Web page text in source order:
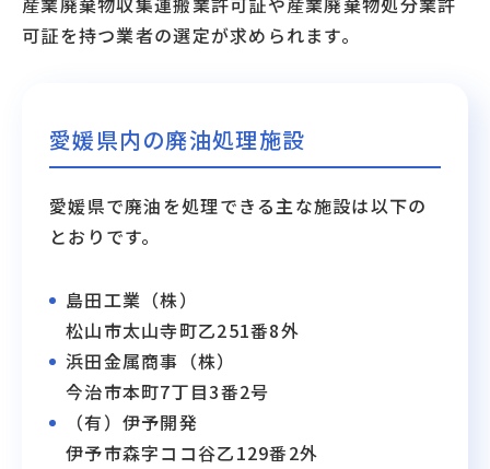
可証を持つ業者の選定が求められます。
愛媛県内の廃油処理施設
愛媛県で廃油を処理できる主な施設は以下の
とおりです。
島田工業（株）
松山市太山寺町乙251番8外
浜田金属商事（株）
今治市本町7丁目3番2号
（有）伊予開発
伊予市森字ココ谷乙129番2外